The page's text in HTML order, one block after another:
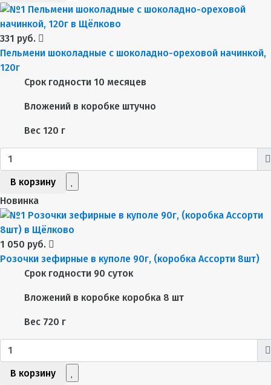
331 руб.
Пельмени шоколадные с шоколадно-ореховой начинкой,
120г
Срок годности 10 месяцев
Вложений в коробке штучно
Вес 120 г
В корзину
Новинка
1 050 руб.
Розочки зефирные в куполе 90г, (коробка Ассорти 8шт)
Срок годности 90 суток
Вложений в коробке коробка 8 шт
Вес 720 г
В корзину